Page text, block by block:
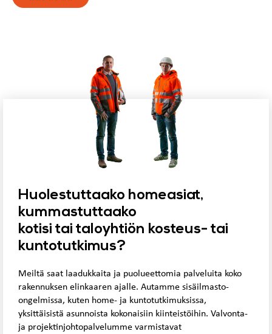
Huolestuttaako homeasiat,
kummastuttaako
kotisi tai taloyhtiön kosteus- tai
kuntotutkimus?
Meiltä saat laadukkaita ja puolueettomia palveluita koko
rakennuksen elinkaaren ajalle. Autamme sisäilmasto-
ongelmissa, kuten home- ja kuntotutkimuksissa,
yksittäisistä asunnoista kokonaisiin kiinteistöihin. Valvonta-
ja projektinjohtopalvelumme varmistavat